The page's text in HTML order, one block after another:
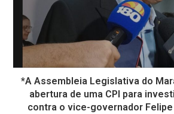
*A Assembleia Legislativa do
abertura de uma CPI para
contra o vice-governador Felipe